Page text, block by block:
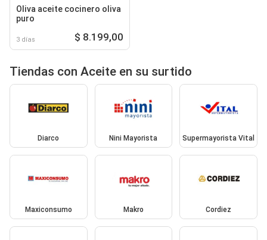
Oliva aceite cocinero oliva
puro
3 días $ 8.199,00
Tiendas con Aceite en su surtido
Diarco Nini Mayorista Supermayorista Vital
Maxiconsumo Makro Cordiez